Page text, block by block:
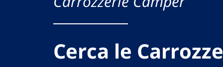
Cerca le